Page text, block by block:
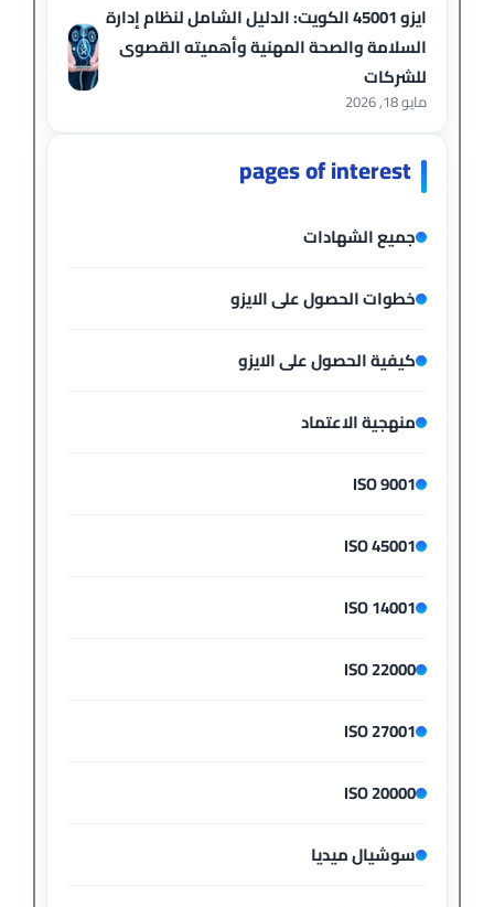
ايزو 45001 الكويت: الدليل الشامل لنظام إدارة
السلامة والصحة المهنية وأهميته القصوى
للشركات
مايو 18, 2026
pages of interest
جميع الشهادات
خطوات الحصول على الايزو
كيفية الحصول على الايزو
منهجية الاعتماد
ISO 9001
ISO 45001
ISO 14001
ISO 22000
ISO 27001
ISO 20000
سوشيال ميديا